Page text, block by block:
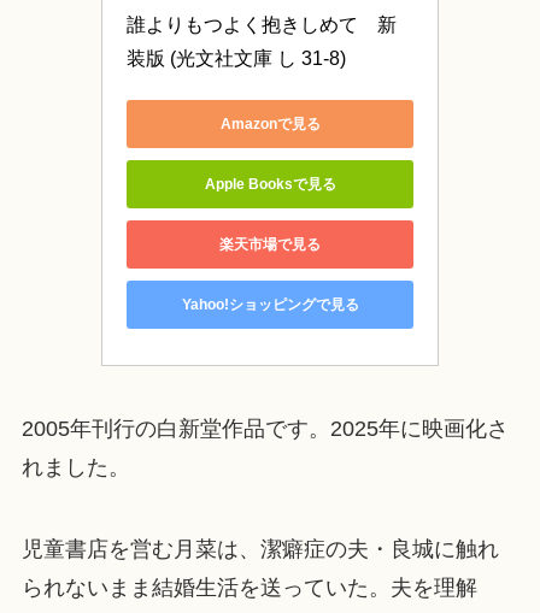
誰よりもつよく抱きしめて　新
装版 (光文社文庫 し 31-8)
Amazonで見る
Apple Booksで見る
楽天市場で見る
Yahoo!ショッピングで見る
2005年刊行の白新堂作品です。2025年に映画化さ
れました。
児童書店を営む月菜は、潔癖症の夫・良城に触れ
られないまま結婚生活を送っていた。夫を理解